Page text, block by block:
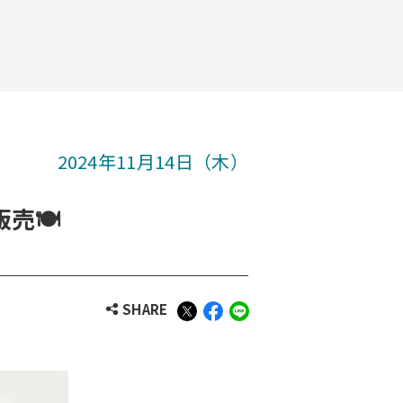
2024年11月14日（木）
売🍽
SHARE